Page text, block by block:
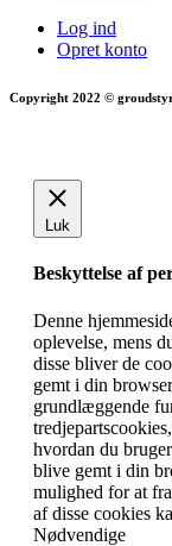
Log ind
Opret konto
Copyright 2022 ©
Luk
Beskyttelse af
Denne
oplevelse, mens
disse bliver de
gemt i din
grundlæggende
hvordan du
blive gemt i din
mulighed for at
af disse cookies
Nødvendige